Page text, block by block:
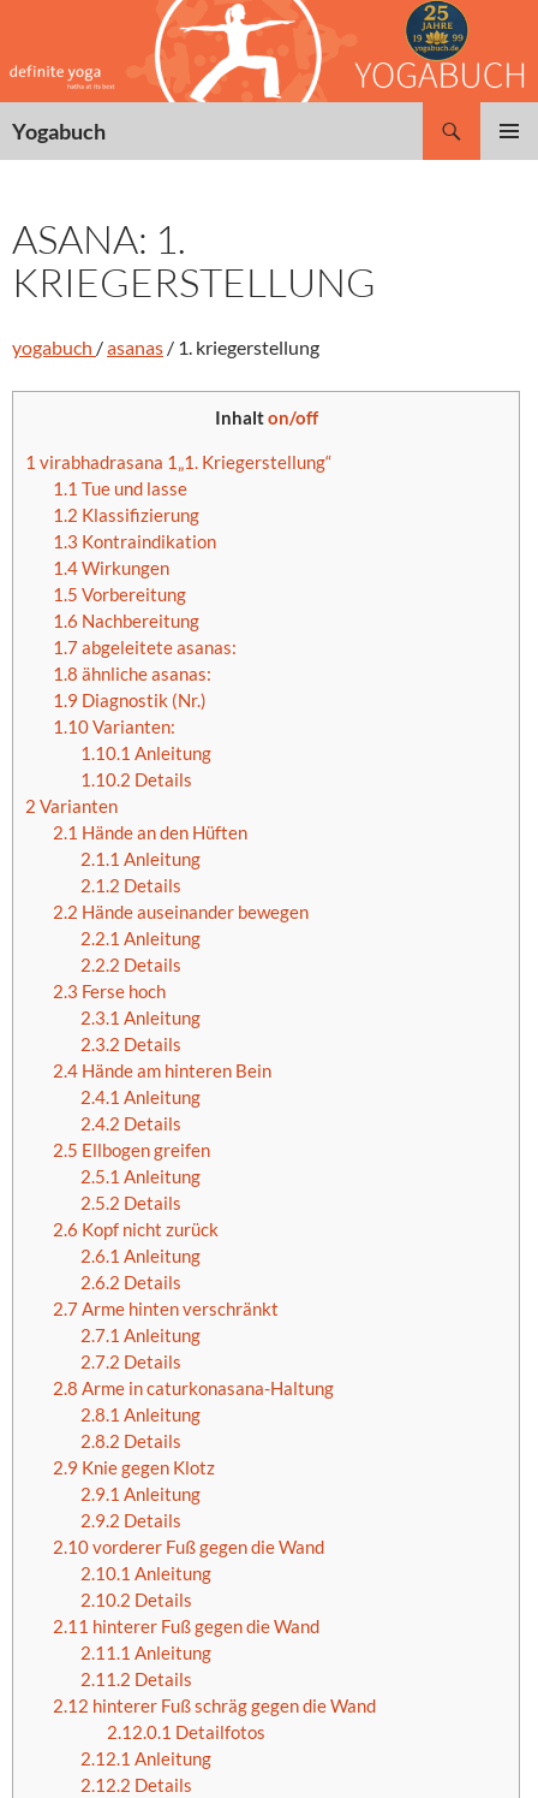
springen
Yogabuch
ASANA: 1.
KRIEGERSTELLUNG
yogabuch /asanas / 1. kriegerstellung
Inhalton/off
1 virabhadrasana 1„1. Kriegerstellung“
1.1 Tue und lasse
1.2 Klassifizierung
1.3 Kontraindikation
1.4Wirkungen
1.5 Vorbereitung
1.6 Nachbereitung
1.7abgeleitete asanas:
1.8 ähnliche asanas:
1.9 Diagnostik (Nr.)
1.10Varianten:
1.10.1 Anleitung
1.10.2 Details
2 Varianten
2.1 Hände an den Hüften
2.1.1 Anleitung
2.1.2 Details
2.2 Hände auseinander bewegen
2.2.1 Anleitung
2.2.2 Details
2.3 Ferse hoch
2.3.1 Anleitung
2.3.2 Details
2.4Hände am hinteren Bein
2.4.1 Anleitung
2.4.2 Details
2.5 Ellbogen greifen
2.5.1 Anleitung
2.5.2 Details
2.6 Kopf nicht zurück
2.6.1 Anleitung
2.6.2 Details
2.7Arme hinten verschränkt
2.7.1 Anleitung
2.7.2 Details
2.8 Arme in caturkonasana-Haltung
2.8.1 Anleitung
2.8.2 Details
2.9 Knie gegen Klotz
2.9.1 Anleitung
2.9.2 Details
2.10vorderer Fuß gegen die Wand
2.10.1 Anleitung
2.10.2 Details
2.11 hinterer Fuß gegen die Wand
2.11.1 Anleitung
2.11.2 Details
2.12 hinterer Fuß schräg gegen die Wand
2.12.0.1 Detailfotos
2.12.1 Anleitung
2.12.2 Details